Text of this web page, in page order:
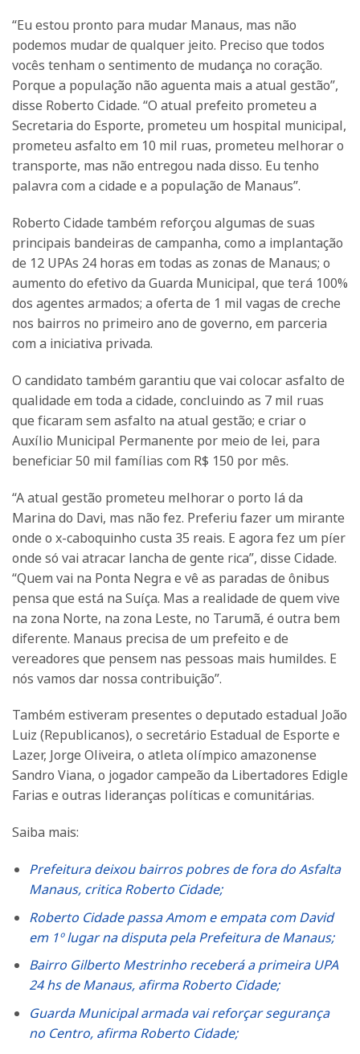
“Eu estou pronto para mudar Manaus, mas não
podemos mudar de qualquer jeito. Preciso que todos
vocês tenham o sentimento de mudança no coração.
Porque a população não aguenta mais a atual gestão”,
disse Roberto Cidade. “O atual prefeito prometeu a
Secretaria do Esporte, prometeu um hospital municipal,
prometeu asfalto em 10 mil ruas, prometeu melhorar o
transporte, mas não entregou nada disso. Eu tenho
palavra com a cidade e a população de Manaus”.
Roberto Cidade também reforçou algumas de suas
principais bandeiras de campanha, como a implantação
de 12 UPAs 24 horas em todas as zonas de Manaus; o
aumento do efetivo da Guarda Municipal, que terá 100%
dos agentes armados; a oferta de 1 mil vagas de creche
nos bairros no primeiro ano de governo, em parceria
com a iniciativa privada.
O candidato também garantiu que vai colocar asfalto de
qualidade em toda a cidade, concluindo as 7 mil ruas
que ficaram sem asfalto na atual gestão; e criar o
Auxílio Municipal Permanente por meio de lei, para
beneficiar 50 mil famílias com R$ 150 por mês.
“A atual gestão prometeu melhorar o porto lá da
Marina do Davi, mas não fez. Preferiu fazer um mirante
onde o x-caboquinho custa 35 reais. E agora fez um píer
onde só vai atracar lancha de gente rica”, disse Cidade.
“Quem vai na Ponta Negra e vê as paradas de ônibus
pensa que está na Suíça. Mas a realidade de quem vive
na zona Norte, na zona Leste, no Tarumã, é outra bem
diferente. Manaus precisa de um prefeito e de
vereadores que pensem nas pessoas mais humildes. E
nós vamos dar nossa contribuição”.
Também estiveram presentes o deputado estadual João
Luiz (Republicanos), o secretário Estadual de Esporte e
Lazer, Jorge Oliveira, o atleta olímpico amazonense
Sandro Viana, o jogador campeão da Libertadores Edigle
Farias e outras lideranças políticas e comunitárias.
Saiba mais:
Prefeitura deixou bairros pobres de fora do Asfalta
Manaus, critica Roberto Cidade;
Roberto Cidade passa Amom e empata com David
em 1º lugar na disputa pela Prefeitura de Manaus;
Bairro Gilberto Mestrinho receberá a primeira UPA
24 hs de Manaus, afirma Roberto Cidade;
Guarda Municipal armada vai reforçar segurança
no Centro, afirma Roberto Cidade;